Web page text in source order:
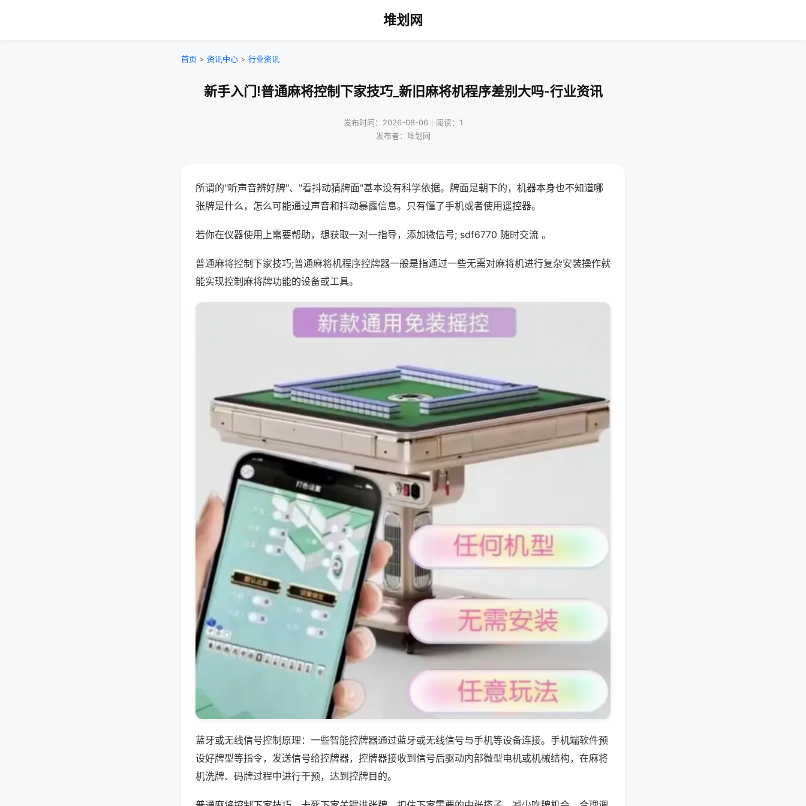
堆划网
首页 > 资讯中心 > 行业资讯
新手入门!普通麻将控制下家技巧_新旧麻将机程序差别大吗-行业资讯
发布时间：2026-08-06｜阅读：1
发布者：堆划网
所谓的"听声音辨好牌"、"看抖动猜牌面"基本没有科学依据。牌面是朝下的，机器本身也不知道哪
张牌是什么，怎么可能通过声音和抖动暴露信息。只有懂了手机或者使用遥控器。
若你在仪器使用上需要帮助，想获取一对一指导，添加微信号; sdf6770 随时交流 。
普通麻将控制下家技巧;普通麻将机程序控牌器一般是指通过一些无需对麻将机进行复杂安装操作就
能实现控制麻将牌功能的设备或工具。
蓝牙或无线信号控制原理：一些智能控牌器通过蓝牙或无线信号与手机等设备连接。手机端软件预
设好牌型等指令，发送信号给控牌器，控牌器接收到信号后驱动内部微型电机或机械结构，在麻将
机洗牌、码牌过程中进行干预，达到控牌目的。